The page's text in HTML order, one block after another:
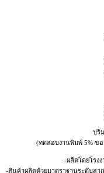
ปริ
(ทดสอบงานพิมพ์ 5% ขอ
-ผลิตโดยโรง
-สินค้าผลิตด้วยมาตราฐานระดับสาก